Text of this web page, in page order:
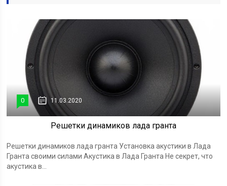
0 11.03.2020
Решетки динамиков лада гранта
Решетки динамиков лада гранта Установка акустики в Лада
Гранта своими силами Акустика в Лада Гранта Не секрет, что
акустика в...